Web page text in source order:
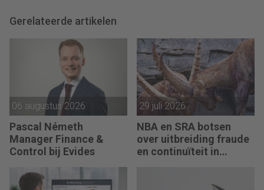
Gerelateerde artikelen
06 augustus 2026
Pascal Németh
Manager Finance &
Control bij Evides
29 juli 2026
NBA en SRA botsen
over uitbreiding fraude
en continuïteit in